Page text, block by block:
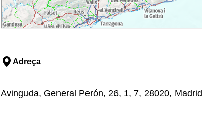
Adreça
Avinguda, General Perón, 26, 1, 7, 28020, Madrid